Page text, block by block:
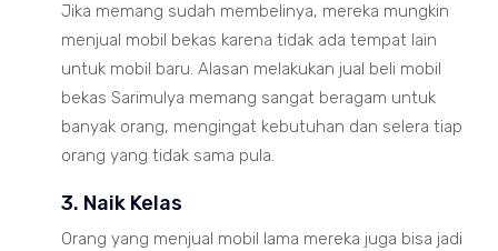
Jika memang sudah membelinya, mereka mungkin
menjual mobil bekas karena tidak ada tempat lain
untuk mobil baru. Alasan melakukan jual beli mobil
bekas Sarimulya memang sangat beragam untuk
banyak orang, mengingat kebutuhan dan selera tiap
orang yang tidak sama pula.
3. Naik Kelas
Orang yang menjual mobil lama mereka juga bisa jadi